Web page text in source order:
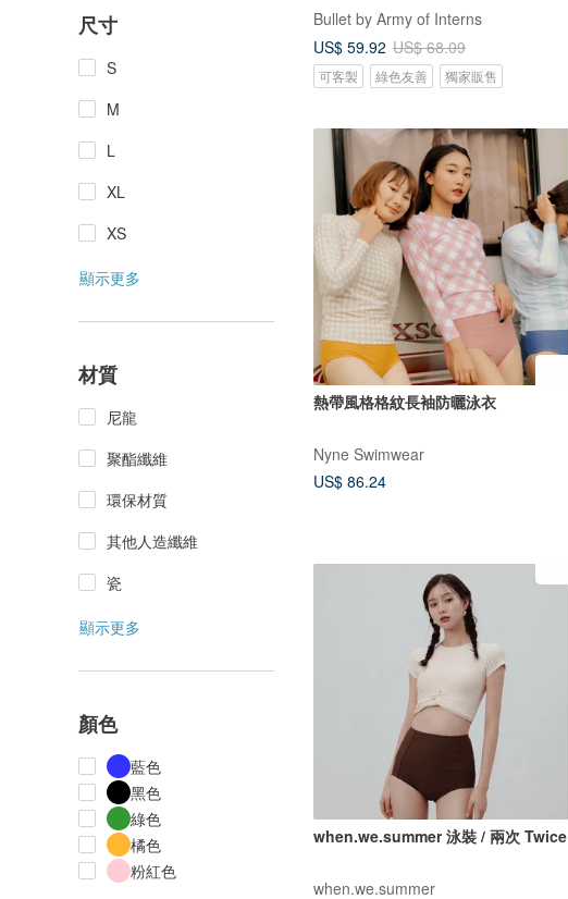
尺寸
S
M
L
XL
XS
顯示更多
材質
尼龍
聚酯纖維
環保材質
其他人造纖維
瓷
顯示更多
顏色
藍色
黑色
綠色
橘色
粉紅色
Bullet by Army of Interns
US$ 59.92 US$ 68.09
可客製 綠色友善 獨家販售
熱帶風格格紋長袖防曬泳衣
Nyne Swimwear
US$ 86.24
when.we.summer 泳裝 / 兩次 Twice
when.we.summer